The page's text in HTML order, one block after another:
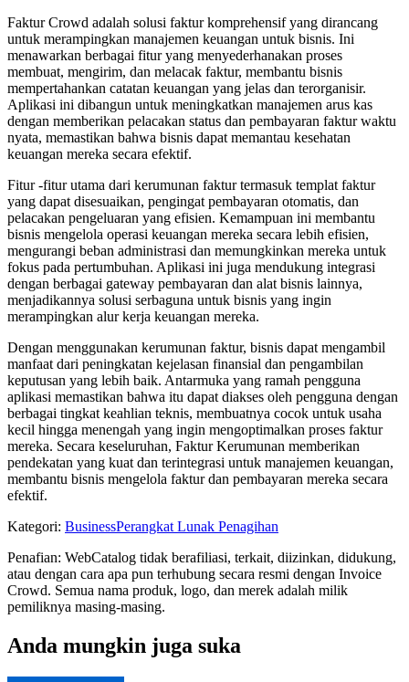
Faktur Crowd adalah solusi faktur komprehensif yang dirancang
untuk merampingkan manajemen keuangan untuk bisnis. Ini
menawarkan berbagai fitur yang menyederhanakan proses
membuat, mengirim, dan melacak faktur, membantu bisnis
mempertahankan catatan keuangan yang jelas dan terorganisir.
Aplikasi ini dibangun untuk meningkatkan manajemen arus kas
dengan memberikan pelacakan status dan pembayaran faktur waktu
nyata, memastikan bahwa bisnis dapat memantau kesehatan
keuangan mereka secara efektif.
Fitur -fitur utama dari kerumunan faktur termasuk templat faktur
yang dapat disesuaikan, pengingat pembayaran otomatis, dan
pelacakan pengeluaran yang efisien. Kemampuan ini membantu
bisnis mengelola operasi keuangan mereka secara lebih efisien,
mengurangi beban administrasi dan memungkinkan mereka untuk
fokus pada pertumbuhan. Aplikasi ini juga mendukung integrasi
dengan berbagai gateway pembayaran dan alat bisnis lainnya,
menjadikannya solusi serbaguna untuk bisnis yang ingin
merampingkan alur kerja keuangan mereka.
Dengan menggunakan kerumunan faktur, bisnis dapat mengambil
manfaat dari peningkatan kejelasan finansial dan pengambilan
keputusan yang lebih baik. Antarmuka yang ramah pengguna
aplikasi memastikan bahwa itu dapat diakses oleh pengguna dengan
berbagai tingkat keahlian teknis, membuatnya cocok untuk usaha
kecil hingga menengah yang ingin mengoptimalkan proses faktur
mereka. Secara keseluruhan, Faktur Kerumunan memberikan
pendekatan yang kuat dan terintegrasi untuk manajemen keuangan,
membantu bisnis mengelola faktur dan pembayaran mereka secara
efektif.
Kategori: BusinessPerangkat Lunak Penagihan
Penafian: WebCatalog tidak berafiliasi, terkait, diizinkan, didukung,
atau dengan cara apa pun terhubung secara resmi dengan Invoice
Crowd. Semua nama produk, logo, dan merek adalah milik
pemiliknya masing-masing.
Anda mungkin juga suka